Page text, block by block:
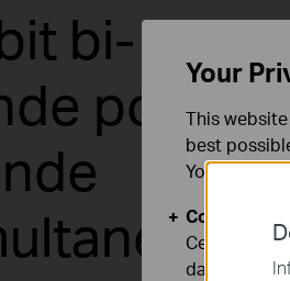
bi-
pourYour
This
best
You can
Cookies
Ces
dans vos